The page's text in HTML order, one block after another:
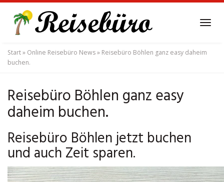
main
content
Start» Online Reisebüro News» Reisebüro Böhlen ganz easy daheim
buchen.
Reisebüro Böhlen ganz easy
daheim buchen.
Reisebüro Böhlen jetzt buchen
und auch Zeit sparen.